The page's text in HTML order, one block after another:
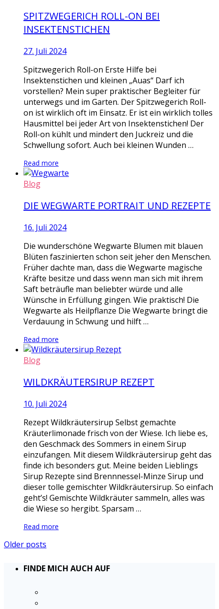
SPITZWEGERICH ROLL-ON BEI
INSEKTENSTICHEN
27. Juli 2024
Spitzwegerich Roll-on Erste Hilfe bei
Insektenstichen und kleinen „Auas“ Darf ich
vorstellen? Mein super praktischer Begleiter für
unterwegs und im Garten. Der Spitzwegerich Roll-
on ist wirklich oft im Einsatz. Er ist ein wirklich tolles
Hausmittel bei jeder Art von Insektenstichen! Der
Roll-on kühlt und mindert den Juckreiz und die
Schwellung sofort. Auch bei kleinen Wunden …
Read more
Blog
DIE WEGWARTE PORTRAIT UND REZEPTE
16. Juli 2024
Die wunderschöne Wegwarte Blumen mit blauen
Blüten faszinierten schon seit jeher den Menschen.
Früher dachte man, dass die Wegwarte magische
Kräfte besitze und dass wenn man sich mit ihrem
Saft beträufle man beliebter würde und alle
Wünsche in Erfüllung gingen. Wie praktisch! Die
Wegwarte als Heilpflanze Die Wegwarte bringt die
Verdauung in Schwung und hilft …
Read more
Blog
WILDKRÄUTERSIRUP REZEPT
10. Juli 2024
Rezept Wildkräutersirup Selbst gemachte
Kräuterlimonade frisch von der Wiese. Ich liebe es,
den Geschmack des Sommers in einem Sirup
einzufangen. Mit diesem Wildkräutersirup geht das
finde ich besonders gut. Meine beiden Lieblings
Sirup Rezepte sind Brennnessel-Minze Sirup und
dieser tolle gemischter Wildkräutersirup. So einfach
geht’s! Gemischte Wildkräuter sammeln, alles was
die Wiese so hergibt. Sparsam …
Read more
Older posts
FINDE MICH AUCH AUF